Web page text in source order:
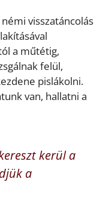
visszatáncolás
a műtétig,
felül,
pislákolni.
van, hallatni a
kerül a
a